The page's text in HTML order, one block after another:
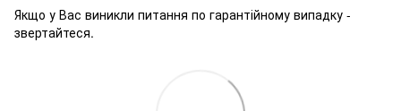
Якщо у Вас виникли питання по гарантійному випадку -
звертайтеся.